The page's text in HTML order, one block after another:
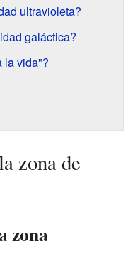
ultravioleta?
galáctica?
la vida"?
zona de
zona